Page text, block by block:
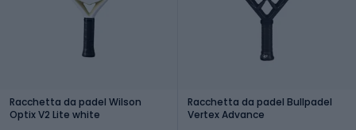
Racchetta da padel Wilson
Optix V2 Lite white
Racchetta da padel Bullpadel
Vertex Advance